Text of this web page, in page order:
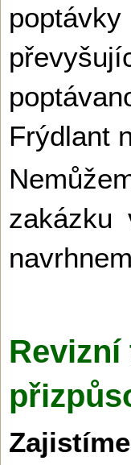
Frýdlant
zakázku
Zajistíme